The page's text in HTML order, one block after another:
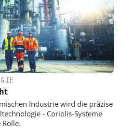
Industrie wird die präzise
- Coriolis-Systeme